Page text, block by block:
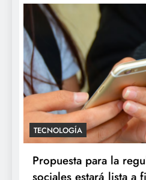
TECNOLOGÍA
Propuesta para la
sociales estará lista a